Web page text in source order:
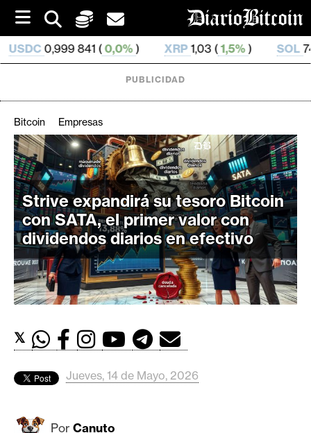
i
t
o
(0,0%) XRP 1,03 (1,5% ) SOL74,62 (2,72%)
C
r
i
p
t
o
M
e
r
d
s
PUBLICIDAD
Bitcoin Empresas
Strive expandirá su tesoro Bitcoin
con SATA, el primer valor con
dividendos diarios en efectivo
𝕏
Jueves, 14 de Mayo, 2026
Por Canuto